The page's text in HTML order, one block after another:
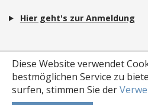
Diese Website verwendet
bestmöglichen Service zu
surfen, stimmen Sie der
Hier geht's zur Anmeldung